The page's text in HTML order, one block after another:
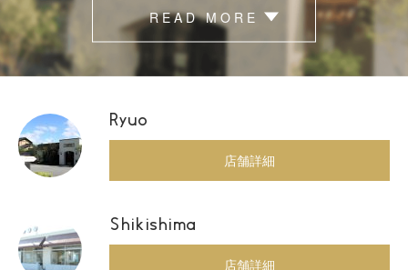
READ MORE
Ryuo
店舗詳細
Shikishima
店舗詳細